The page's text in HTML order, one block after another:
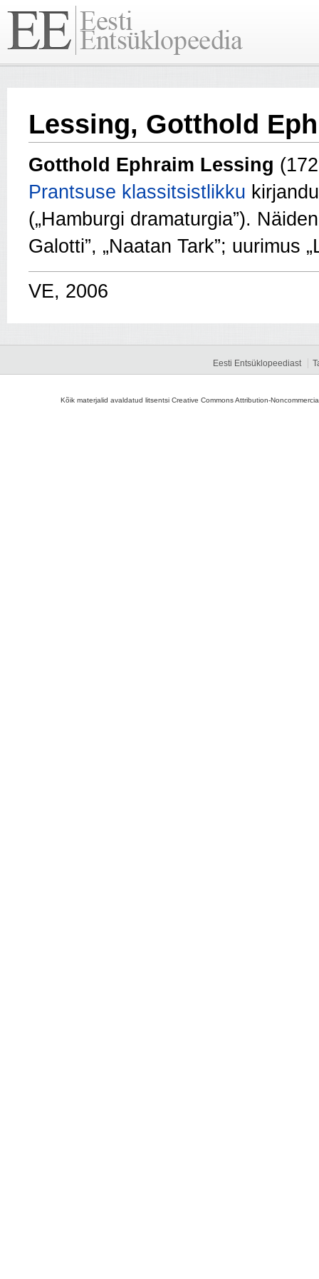
Lessing, Gotthold
Gotthold Ephraim Lessing
Prantsuse klassitsistlikku
(„Hamburgi dramaturgia”).
Galotti”, „Naatan Tark”; uurimus
VE, 2006
Eesti Entsüklopeediast
Kõik materjalid avaldatud litsentsi Creative Commons Attribution-